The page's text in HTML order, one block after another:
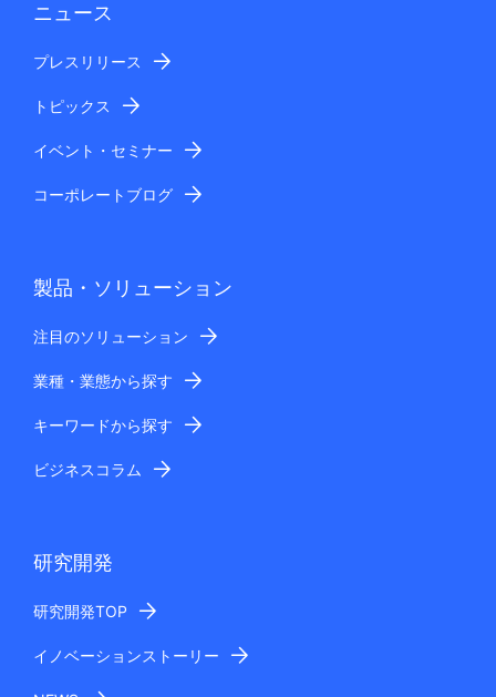
ニュース
プレスリリース
トピックス
イベント・セミナー
コーポレートブログ
製品・ソリューション
注目のソリューション
業種・業態から探す
キーワードから探す
ビジネスコラム
研究開発
研究開発TOP
イノベーションストーリー